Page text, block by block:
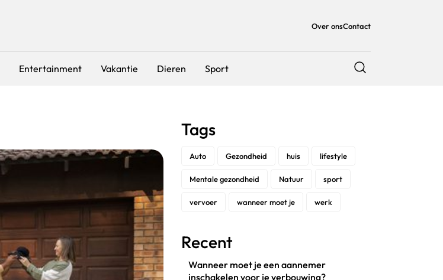
Over onsContact
Entertainment Vakantie Dieren Sport
Tags
Auto Gezondheid huis lifestyle
Mentale gezondheid Natuur sport
vervoer wanneer moet je werk
Recent
Wanneer moet je een aannemer
inschakelen voor je verbouwing?